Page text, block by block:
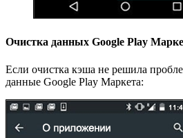
Очистка данных Google Play
Если очистка кэша не решила
данные Google Play Маркета: